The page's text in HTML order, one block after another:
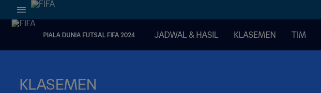
PIALA DUNIA FUTSAL FIFA 2024 JADWAL & HASIL KLASEMEN TIM
KLASEMEN